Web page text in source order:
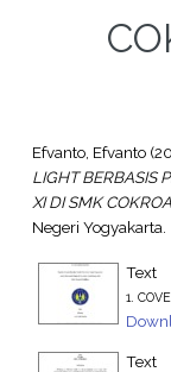
Efvanto, Efvanto
LIGHT BERBASIS
XI DI SMK
Negeri Yogyakarta.
Text
1.
Text